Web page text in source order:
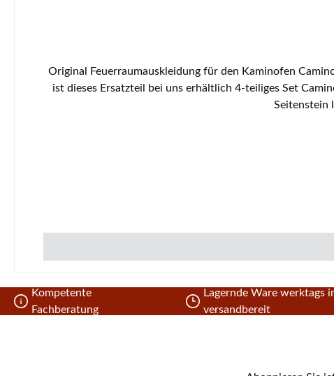
Original Feuerraumauskleidung für den Kaminofen Caminos Remus Der Hersteller hat die Produktion dieses Artikels eingestellt. Sofern wir über einen Restbestand verfügen,
ist dieses Ersatzteil bei uns erhältlich 4-teiliges Set Caminos Remus Feuerraumauskleidung Eckdaten: 4
Seitenstein
Kompetente
Fachberatung
Lagernde Ware werktags
versandbereit